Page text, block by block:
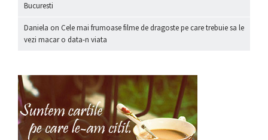
Bucuresti
Daniela on Cele mai frumoase filme de dragoste pe care trebuie sa le
vezi macar o data-n viata